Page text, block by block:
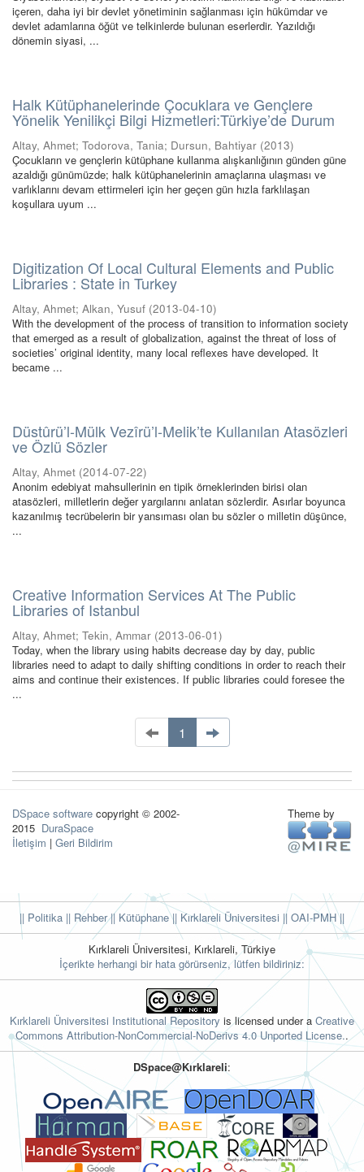
içeren, daha iyi bir devlet yönetiminin sağlanması için hükümdar ve
devlet adamlarına öğüt ve telkinlerde bulunan eserlerdir. Yazıldığı
dönemin siyasi, ...
Halk Kütüphanelerinde Çocuklara ve Gençlere
Yönelik Yenilikçi Bilgi Hizmetleri:Türkiye’de Durum
Altay, Ahmet; Todorova, Tania; Dursun, Bahtiyar (2013)
Çocukların ve gençlerin kütüphane kullanma alışkanlığının günden güne
azaldığı günümüzde; halk kütüphanelerinin amaçlarına ulaşması ve
varlıklarını devam ettirmeleri için her geçen gün hızla farklılaşan
koşullara uyum ...
Digitization Of Local Cultural Elements and Public
Libraries : State in Turkey
Altay, Ahmet; Alkan, Yusuf (2013-04-10)
With the development of the process of transition to information society
that emerged as a result of globalization, against the threat of loss of
societies’ original identity, many local reflexes have developed. It
became ...
Düstûrü’l-Mülk Vezîrü’l-Melik’te Kullanılan Atasözleri
ve Özlü Sözler
Altay, Ahmet (2014-07-22)
Anonim edebiyat mahsullerinin en tipik örneklerinden birisi olan
atasözleri, milletlerin değer yargılarını anlatan sözlerdir. Asırlar boyunca
kazanılmış tecrübelerin bir yansıması olan bu sözler o milletin düşünce,
...
Creative Information Services At The Public
Libraries of Istanbul
Altay, Ahmet; Tekin, Ammar (2013-06-01)
Today, when the library using habits decrease day by day, public
libraries need to adapt to daily shifting conditions in order to reach their
aims and continue their existences. If public libraries could foresee the
...
1
DSpace software copyright © 2002-
2015 DuraSpace
İletişim | Geri Bildirim
Theme by
|| Politika || Rehber|| Kütüphane|| Kırklareli Üniversitesi || OAI-PMH ||
Kırklareli Üniversitesi, Kırklareli, Türkiye
İçerikte herhangi bir hata görürseniz, lütfen bildiriniz:
Kırklareli Üniversitesi Institutional Repository is licensed under a Creative
Commons Attribution-NonCommercial-NoDerivs 4.0 Unported License..
DSpace@Kırklareli: